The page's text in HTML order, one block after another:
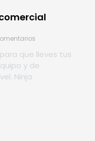
que lleves tus
y de
Ninja